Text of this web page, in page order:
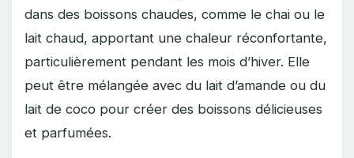
dans des boissons chaudes, comme le chai ou le
lait chaud, apportant une chaleur réconfortante,
particulièrement pendant les mois d’hiver. Elle
peut être mélangée avec du lait d’amande ou du
lait de coco pour créer des boissons délicieuses
et parfumées.